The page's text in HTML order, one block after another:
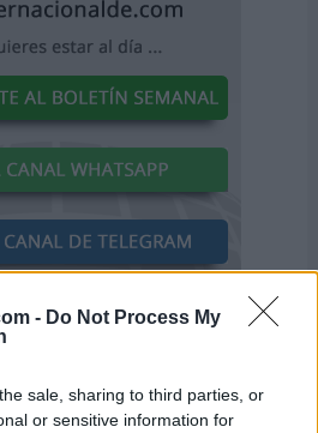
- Do Not Process My
sale, sharing to third parties, or
or sensitive information for